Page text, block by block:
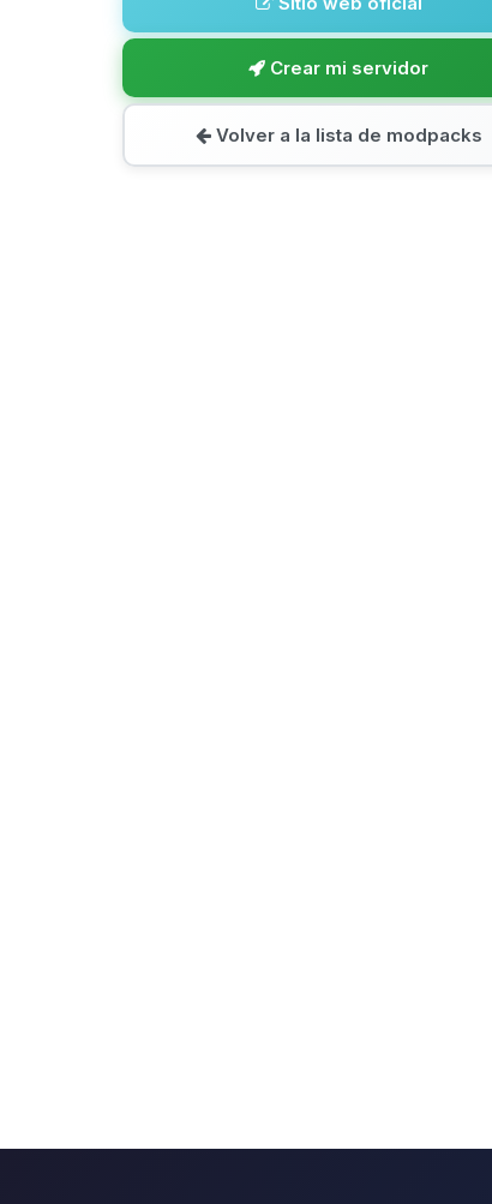
Crear mi servidor
Volver a la lista de modpacks